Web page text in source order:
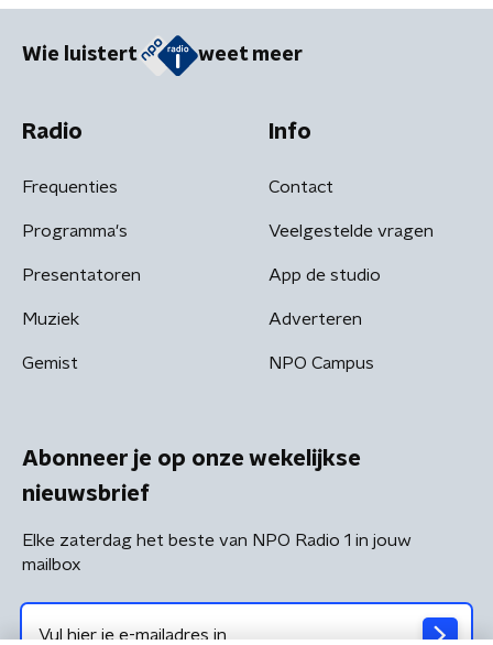
Wie luistert weet meer
Radio
Frequenties
Programma's
Presentatoren
Muziek
Gemist
Info
Contact
Veelgestelde vragen
App de studio
Adverteren
NPO Campus
Abonneer je op onze wekelijkse
nieuwsbrief
Elke zaterdag het beste van NPO Radio 1 in jouw
mailbox